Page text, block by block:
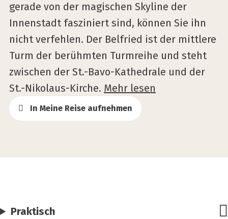
gerade von der magischen Skyline der
Innenstadt fasziniert sind, können Sie ihn
nicht verfehlen. Der Belfried ist der mittlere
Turm der berühmten Turmreihe und steht
zwischen der St.-Bavo-Kathedrale und der
St.-Nikolaus-Kirche. Mehr lesen
In Meine Reise aufnehmen
Praktisch